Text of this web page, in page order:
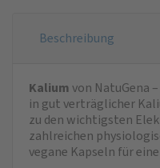
Beschreibung
Kaliumvon NatuGena
in gut verträglicher
zu den wichtigsten
zahlreichen
vegane Kapseln für